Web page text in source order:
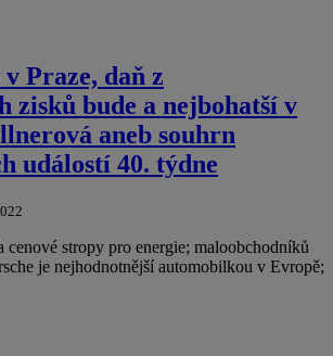
Praze, daň z
zisků bude a nejbohatší v
aneb souhrn
událostí 40. týdne
cenové stropy pro energie; maloobchodníků
je nejhodnotnější automobilkou v Evropě;